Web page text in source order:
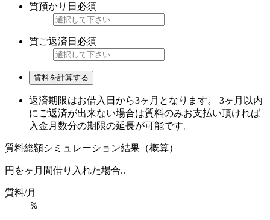
質預かり日 必須
質ご返済日 必須
賃料を計算する
返済期限はお借入日から3ヶ月となります。 3ヶ月以内
にご返済が出来ない場合は質料のみお支払い頂ければ
入金月数分の期限の延長が可能です。
質料総額シミュレーション結果（概算）
円をヶ月間借り入れた場合..
質料/月
％